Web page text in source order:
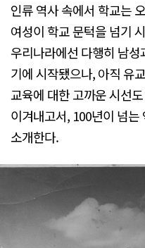
인류 역사 속에서 학교는
여성이 학교 문턱을 넘기
우리나라에선 다행히 남
기에 시작됐으나, 아직 유
교육에 대한 고까운 시선
이겨내고서, 100년이 넘
소개한다.